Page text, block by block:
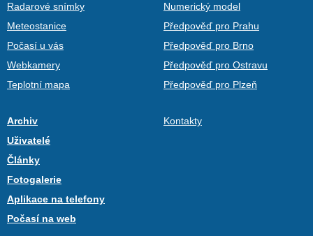
Radarové snímky
Meteostanice
Počasí u vás
Webkamery
Teplotní mapa
Numerický model
Předpověď pro Prahu
Předpověď pro Brno
Předpověď pro Ostravu
Předpověď pro Plzeň
Archiv
Uživatelé
Články
Fotogalerie
Aplikace na telefony
Počasí na web
Kontakty